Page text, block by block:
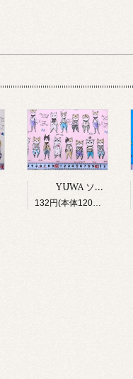
YUWA ソバカスキッズ Rough sketch（ライトピンク）
132円(本体120円、税12円)